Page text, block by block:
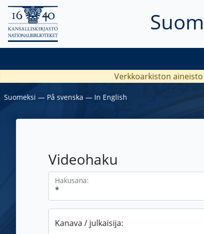
Verkkoarkiston
Suomeksi ― På svenska ― In English
Videohaku
Hakusana:
Kanava / julkaisija: